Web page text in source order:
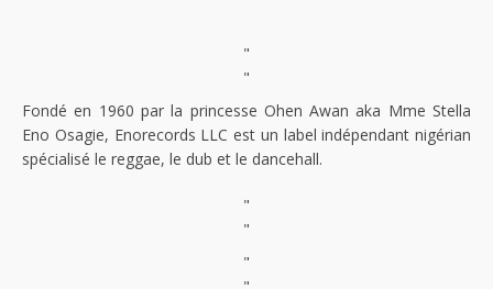
"
"
Fondé en 1960 par la princesse Ohen Awan aka Mme Stella
Eno Osagie, Enorecords LLC est un label indépendant nigérian
spécialisé le reggae, le dub et le dancehall.
"
"
"